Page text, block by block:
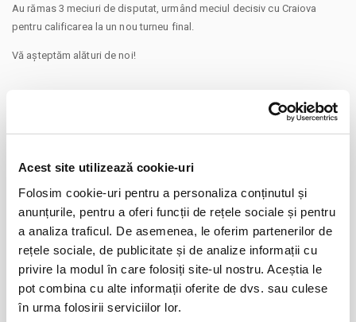
Acest site utilizează cookie-uri
Folosim cookie-uri pentru a personaliza conținutul și
anunțurile, pentru a oferi funcții de rețele sociale și pentru
a analiza traficul. De asemenea, le oferim partenerilor de
rețele sociale, de publicitate și de analize informații cu
privire la modul în care folosiți site-ul nostru. Aceștia le
pot combina cu alte informații oferite de dvs. sau culese
în urma folosirii serviciilor lor.
Au rămas 3 meciuri de disputat, urmând meciul decisiv cu Craiova
pentru calificarea la un nou turneu final.
Vă așteptăm alături de noi!
Distribuie aceasta pagina